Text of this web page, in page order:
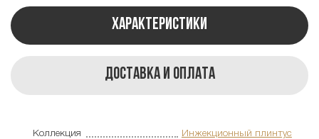
Характеристики
Доставка и оплата
Коллекция
Инжекционный плинтус